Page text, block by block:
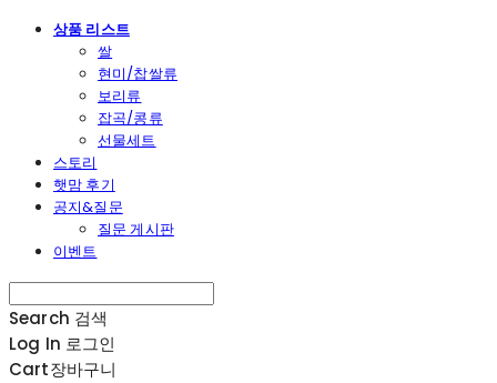
상품 리스트
쌀
현미/찹쌀류
보리류
잡곡/콩류
선물세트
스토리
햇맘 후기
공지&질문
질문 게시판
이벤트
Search 검색
Log In 로그인
Cart장바구니